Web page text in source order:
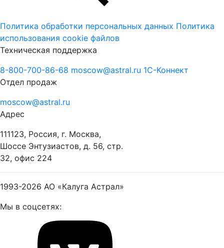
Политика обработки персональных данных Политика
использования cookie файлов
Техническая поддержка
8-800-700-86-68 moscow@astral.ru 1С-Коннект
Отдел продаж
moscow@astral.ru
Адрес
111123, Россия, г. Москва,
Шоссе Энтузиастов, д. 56, стр.
32, офис 224
1993-2026 АО «Калуга Астрал»
Мы в соцсетях: